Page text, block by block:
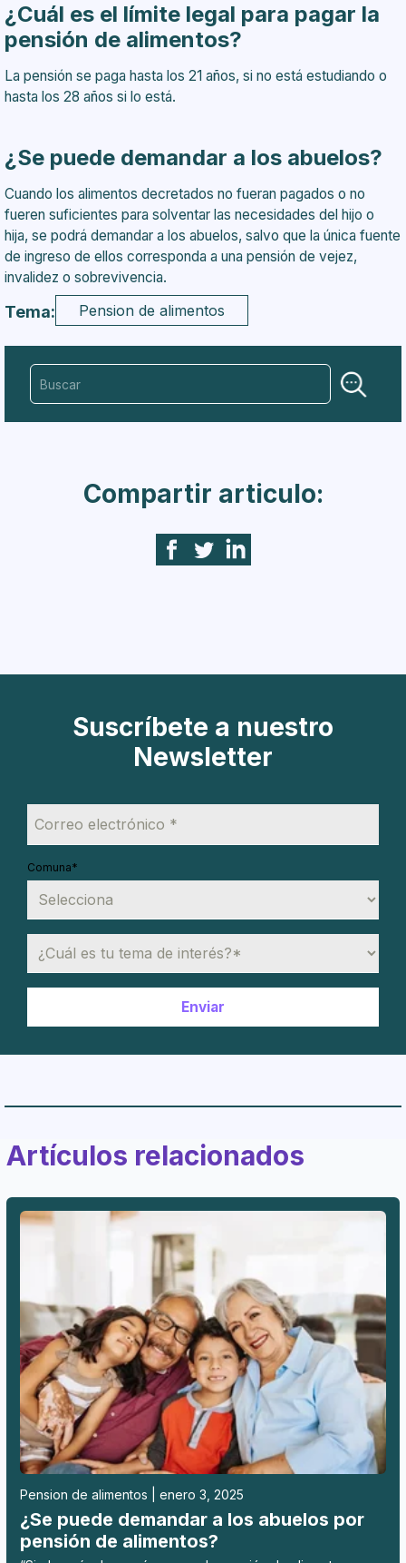
¿Cuál es el límite legal para pagar la
pensión de alimentos?
La pensión se paga hasta los 21 años, si no está estudiando o
hasta los 28 años si lo está.
¿Se puede demandar a los abuelos?
Cuando los alimentos decretados no fueran pagados o no
fueren suficientes para solventar las necesidades del hijo o
hija, se podrá demandar a los abuelos, salvo que la única fuente
de ingreso de ellos corresponda a una pensión de vejez,
invalidez o sobrevivencia.
Tema: Pension de alimentos
Compartir articulo:
Suscríbete a nuestro
Newsletter
Comuna*
Artículos relacionados
Pension de alimentos | enero 3, 2025
¿Se puede demandar a los abuelos por
pensión de alimentos?